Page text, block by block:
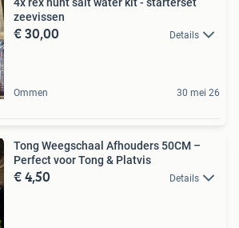
zeevissen
€ 30,00 Details
Ommen 30 mei 26
Tong Weegschaal Afhouders 50CM –
Perfect voor Tong & Platvis
€ 4,50 Details